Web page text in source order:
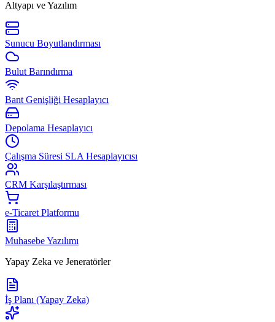
Altyapı ve Yazılım
Sunucu Boyutlandırması
Bulut Barındırma
Bant Genişliği Hesaplayıcı
Depolama Hesaplayıcı
Çalışma Süresi SLA Hesaplayıcısı
CRM Karşılaştırması
e-Ticaret Platformu
Muhasebe Yazılımı
Yapay Zeka ve Jeneratörler
İş Planı (Yapay Zeka)